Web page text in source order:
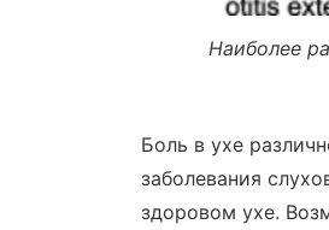
Наиболее
Боль в ухе
заболевания
здоровом ухе.